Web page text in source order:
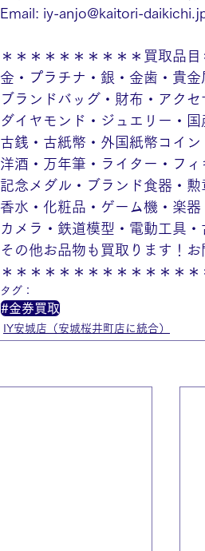
Email: iy-anjo@kaitori-
＊＊＊＊＊＊＊＊＊＊買取品
金・プラチナ・銀・金歯・貴
ブランドバッグ・財布・アク
ダイヤモンド・ジュエリー・
古銭・古紙幣・外国紙幣コイ
洋酒・万年筆・ライター・フ
記念メダル・ブランド食器・
香水・化粧品・ゲーム機・楽
カメラ・鉄道模型・電動工具
その他お品物も買取ります！お
＊＊＊＊＊＊＊＊＊＊＊＊＊
タグ：
#金券買取
IY安城店（安城桜井町店に統合）